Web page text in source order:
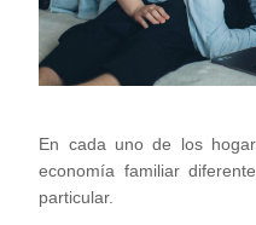
En cada uno de los
economía familiar
particular.